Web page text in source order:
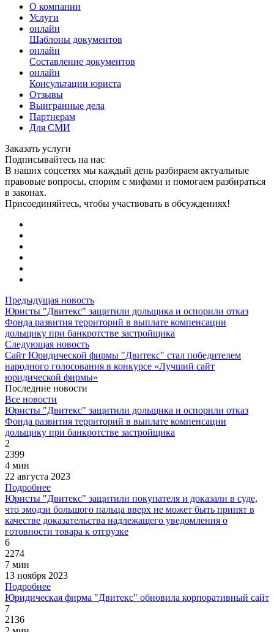
О компании
Услуги
онлайн
Шаблоны документов
онлайн
Составление документов
онлайн
Консультации юриста
Отзывы
Выигранные дела
Партнерам
Для СМИ
Заказать услуги
Подписывайтесь на нас
В наших соцсетях мы каждый день разбираем актуальные
правовые вопросы, спорим с мифами и помогаем разбираться
в законах.
Присоединяйтесь, чтобы участвовать в обсуждениях!
Предыдущая новость
Юристы "Двитекс" защитили дольщика и оспорили отказ
Фонда развития территорий в выплате компенсации
дольщику при банкротстве застройщика
Следующая новость
Сайт Юридической фирмы "Двитекс" стал победителем
народного голосования в конкурсе «Лучший сайт
юридической фирмы»
Последние новости
Все новости
Юристы "Двитекс" защитили дольщика и оспорили отказ
Фонда развития территорий в выплате компенсации
дольщику при банкротстве застройщика
2
2399
4 мин
22 августа 2023
Подробнее
Юристы "Двитекс" защитили покупателя и доказали в суде,
что эмодзи большого пальца вверх не может быть принят в
качестве доказательства надлежащего уведомления о
готовности товара к отгрузке
6
2274
7 мин
13 ноября 2023
Подробнее
Юридическая фирма "Двитекс" обновила корпоративный сайт
7
2136